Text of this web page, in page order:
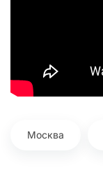
Москва